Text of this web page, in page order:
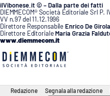
ilVibonese.it © – Dalla parte dei fatti
DIEMMECOM® Società Editoriale Srl P.
VV n.97 del 11.12.1996
Direttore Responsabile Enrico De
Direttore Editoriale Maria Grazia
www.diemmecom.it
Redazione Segnala alla redazione